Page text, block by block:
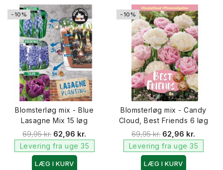
-10%
Blomsterløg mix - Blue
Lasagne Mix 15 løg
69,95 kr. 62,96 kr.
Levering fra uge 35
LÆG I KURV
-10%
Blomsterløg mix - Candy
Cloud, Best Friends 6 løg
69,95 kr. 62,96 kr.
Levering fra uge 35
LÆG I KURV